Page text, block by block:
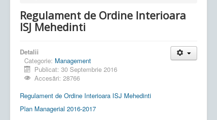
Regulament de Ordine Interioara
ISJ Mehedinti
Detalii
Categorie: Management
Publicat: 30 Septembrie 2016
Accesări: 28766
Regulament de Ordine Interioara ISJ Mehedinti
Plan Managerial 2016-2017